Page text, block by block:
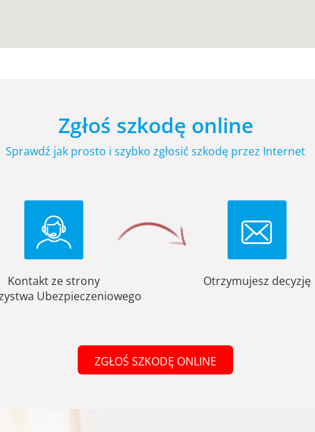
Zgłoś szkodę online
Sprawdź jak prosto i szybko zgłosić szkodę przez Internet
Kontakt ze strony
Ubezpieczeniowego
Otrzymujesz decyzję
ZGŁOŚ SZKODĘ ONLINE